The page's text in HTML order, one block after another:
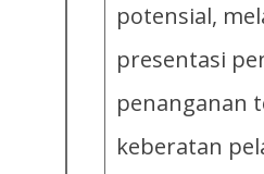
potensial,
presentasi
penanganan
keberatan